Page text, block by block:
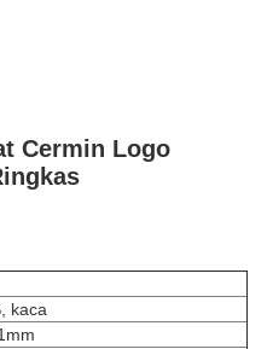
Cermin Logo
kaca